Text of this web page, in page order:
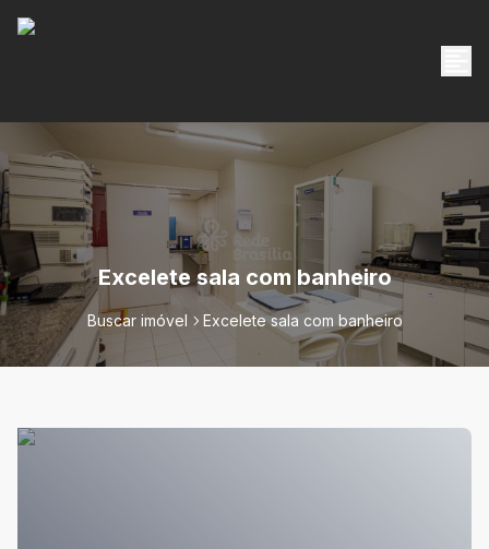
Excelete sala com banheiro
Buscar imóvel Excelete sala com banheiro